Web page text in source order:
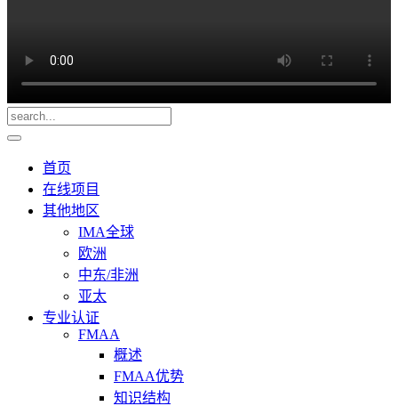
首页
在线项目
其他地区
IMA全球
欧洲
中东/非洲
亚太
专业认证
FMAA
概述
FMAA优势
知识结构